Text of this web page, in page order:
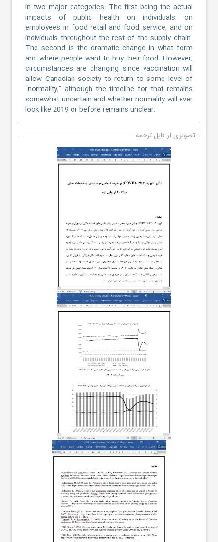
in two major categories: The first being the actual
impacts of public health on individuals, on
employees in food retail and food service, and on
individuals throughout the rest of the supply chain.
The second is the dramatic change in what form
and where people want to buy their food. However,
circumstances are changing since vaccination will
allow Canadian society to return to some level of
“normality,” although the timeline for that remains
somewhat uncertain and whether normality will ever
look like 2019 or before remains unclear.
تصویری از فایل ترجمه